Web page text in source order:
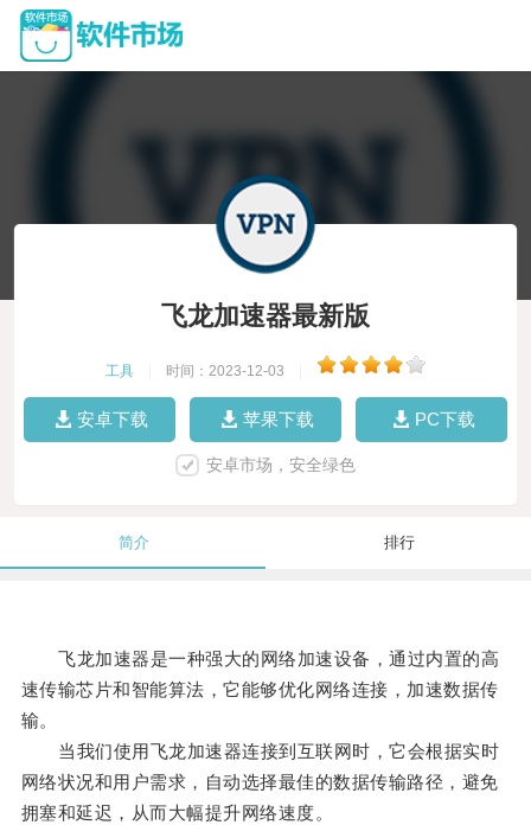
飞龙加速器最新版
工具 时间：2023-12-03
安卓下载 苹果下载 PC下载
安卓市场，安全绿色
简介 排行
飞龙加速器是一种强大的网络加速设备，通过内置的高
速传输芯片和智能算法，它能够优化网络连接，加速数据传
输。
当我们使用飞龙加速器连接到互联网时，它会根据实时
网络状况和用户需求，自动选择最佳的数据传输路径，避免
拥塞和延迟，从而大幅提升网络速度。